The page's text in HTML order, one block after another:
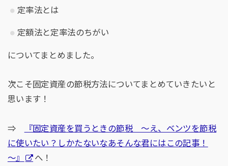
定率法とは
定額法と定率法のちがい
についてまとめました。
次こそ固定資産の節税方法についてまとめていきたいと
思います！
⇒
『固定資産を買うときの節税 ～え、ベンツを節税
に使いたい？しかたないなあそんな君にはこの記事！
～』
へ！